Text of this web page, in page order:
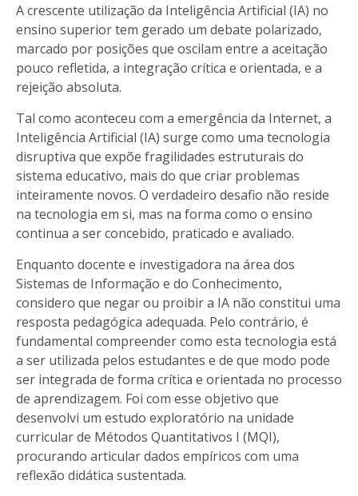
A crescente utilização da Inteligência Artificial (IA) no
ensino superior tem gerado um debate polarizado,
marcado por posições que oscilam entre a aceitação
pouco refletida, a integração crítica e orientada, e a
rejeição absoluta.
Tal como aconteceu com a emergência da Internet, a
Inteligência Artificial (IA) surge como uma tecnologia
disruptiva que expõe fragilidades estruturais do
sistema educativo, mais do que criar problemas
inteiramente novos. O verdadeiro desafio não reside
na tecnologia em si, mas na forma como o ensino
continua a ser concebido, praticado e avaliado.
Enquanto docente e investigadora na área dos
Sistemas de Informação e do Conhecimento,
considero que negar ou proibir a IA não constitui uma
resposta pedagógica adequada. Pelo contrário, é
fundamental compreender como esta tecnologia está
a ser utilizada pelos estudantes e de que modo pode
ser integrada de forma crítica e orientada no processo
de aprendizagem. Foi com esse objetivo que
desenvolvi um estudo exploratório na unidade
curricular de Métodos Quantitativos I (MQI),
procurando articular dados empíricos com uma
reflexão didática sustentada.